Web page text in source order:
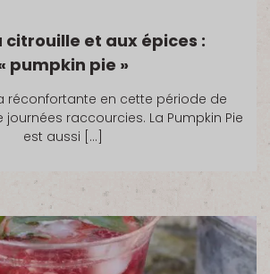
citrouille et aux épices :
pumpkin pie »
réconfortante en cette période de
journées raccourcies. La Pumpkin Pie
est aussi […]